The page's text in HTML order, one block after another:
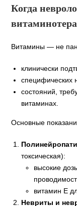
Когда
Витамины — не
клинически
специфических
состояний,
витаминах.
Основные
токсическая):
высокие
витамин Е
Невриты и